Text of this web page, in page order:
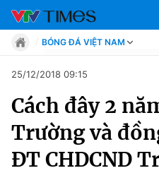
Chuyên mục
Tin tức
BÓNG ĐÁ VIỆT NAM
Move
Phong cách
Chân dung
Sự kiện
Bóng đá
25/12/2018 09:15
Cách đây 2
Trường và
ĐT CHDCND